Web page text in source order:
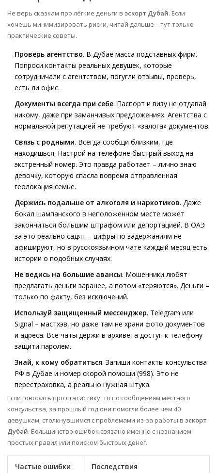
Не верь сказкам про лёгкие деньги в эскорт Дубай. Если
хочешь минимизировать риски, читай дальше – тут только
практические советы.
Проверь агентство. В Дубае масса подставных фирм.
Попроси контакты реальных девушек, которые
сотрудничали с агентством, погугли отзывы, проверь,
есть ли офис.
Документы всегда при себе. Паспорт и визу не отдавай
никому, даже при заманчивых предложениях. Агентства с
нормальной репутацией не требуют «залога» документов.
Связь с родными. Всегда сообщи близким, где
находишься. Настрой на телефоне быстрый выход на
экстренный номер. Это правда работает – лично знаю
девочку, которую спасла вовремя отправленная
геолокация семье.
Держись подальше от алкоголя и наркотиков. Даже
бокал шампанского в неположенном месте может
закончиться большим штрафом или депортацией. В ОАЭ
за это реально садят – цифры по задержаниям не
афишируют, но в русскоязычном чате каждый месяц есть
истории о подобных случаях.
Не ведись на большие авансы. Мошенники любят
предлагать деньги заранее, а потом «теряются». Деньги –
только по факту, без исключений.
Используй защищенный мессенджер. Telegram или
Signal – мастхэв, но даже там не храни фото документов
и адреса. Все чаты держи в архиве, а доступ к телефону
защити паролем.
Знай, к кому обратиться. Запиши контакты консульства
РФ в Дубае и номер скорой помощи (998). Это не
перестраховка, а реально нужная штука.
Если говорить про статистику, то по сообщениям местного
консульства, за прошлый год они помогли более чем 40
девушкам, столкнувшимся с проблемами из-за работы в эскорт
Дубай. Большинство ошибок связано именно с незнанием
простых правил или поиском быстрых денег.
Частые ошибки Последствия